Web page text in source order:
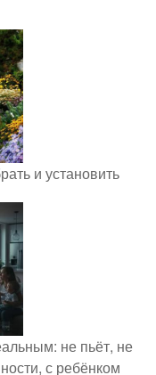
и установить
не пьёт, не
с ребёнком